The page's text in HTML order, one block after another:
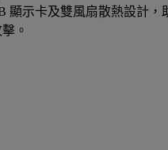
顯示卡及雙風扇散熱設計，
。